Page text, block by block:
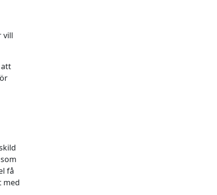
vill
få
med